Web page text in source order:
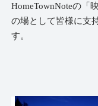
HomeTownNoteの「
の場として皆様に支
す。